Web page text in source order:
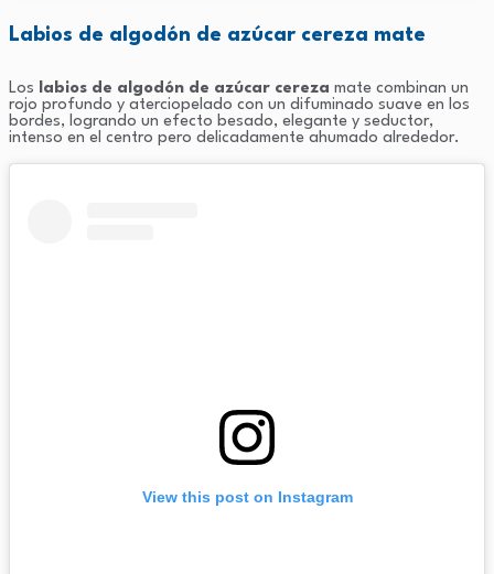
Labios de algodón de azúcar cereza mate
Los labios de algodón de azúcar cereza mate combinan un
rojo profundo y aterciopelado con un difuminado suave en los
bordes, logrando un efecto besado, elegante y seductor,
intenso en el centro pero delicadamente ahumado alrededor.
View this post on Instagram